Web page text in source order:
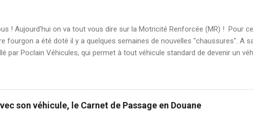
! Aujourd'hui on va tout vous dire sur la Motricité Renforcée (MR) ! Pour
fourgon a été doté il y a quelques semaines de nouvelles "chaussures". A
par Poclain Véhicules, qui permet à tout véhicule standard de devenir un
à glissement limité à Motricité Renforcée Protections sous la caisse :
le moteur afin de le protéger et protégeant également le radiateur 4
et neige) = tout chemin Rehaussement des suspensions du véhicule
à glissement limité À quoi sert le pack MR ? Chaque composante du pack
son véhicule, le Carnet de Passage en Douane